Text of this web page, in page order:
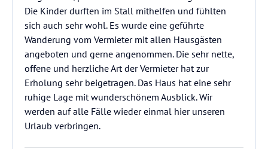
Die Kinder durften im Stall mithelfen und fühlten
sich auch sehr wohl. Es wurde eine geführte
Wanderung vom Vermieter mit allen Hausgästen
angeboten und gerne angenommen. Die sehr nette,
offene und herzliche Art der Vermieter hat zur
Erholung sehr beigetragen. Das Haus hat eine sehr
ruhige Lage mit wunderschönem Ausblick. Wir
werden auf alle Fälle wieder einmal hier unseren
Urlaub verbringen.